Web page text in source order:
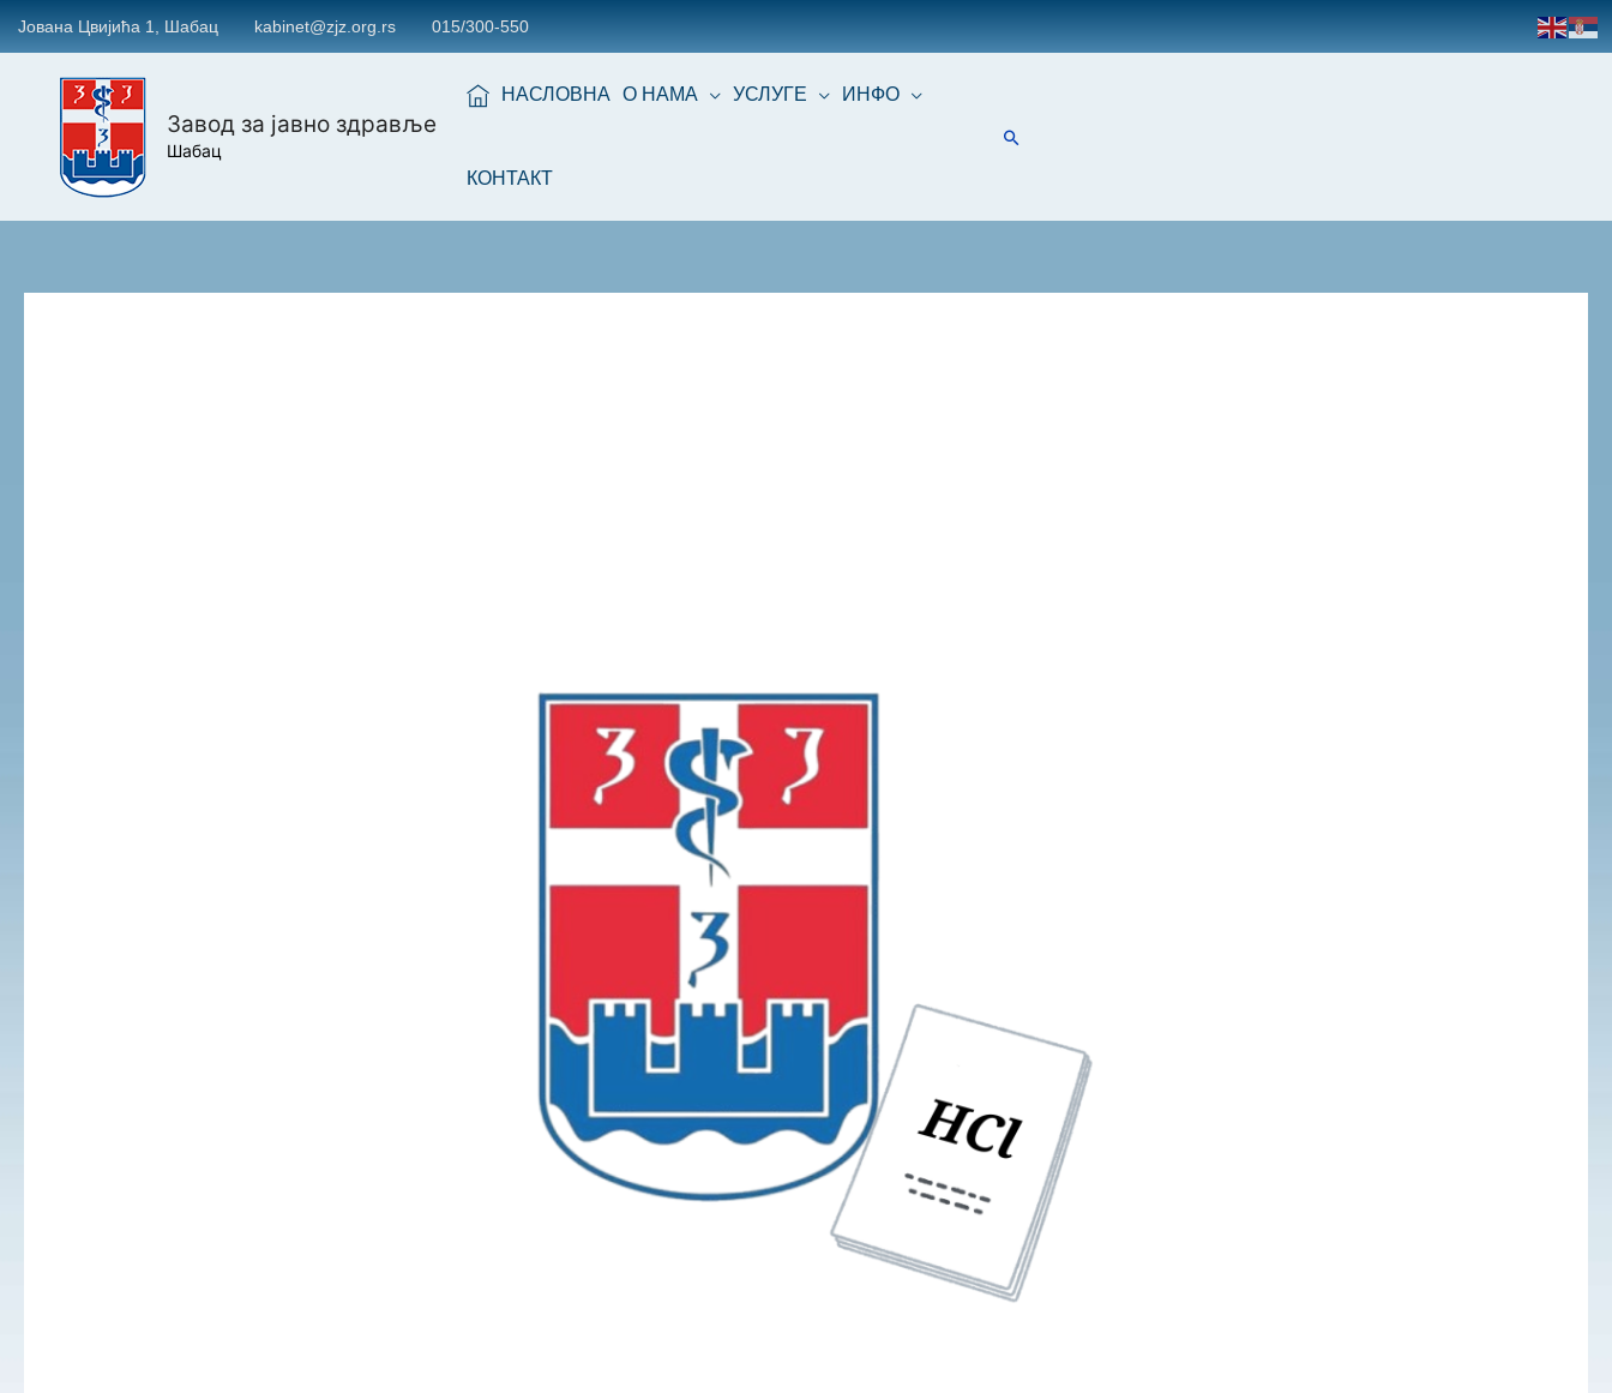
Јована Цвијића 1, Шабац kabinet@zjz.org.rs 015/300-550
Завод за јавно здравље
Шабац
НАСЛОВНА О НАМА УСЛУГЕ ИНФО
КОНТАКТ